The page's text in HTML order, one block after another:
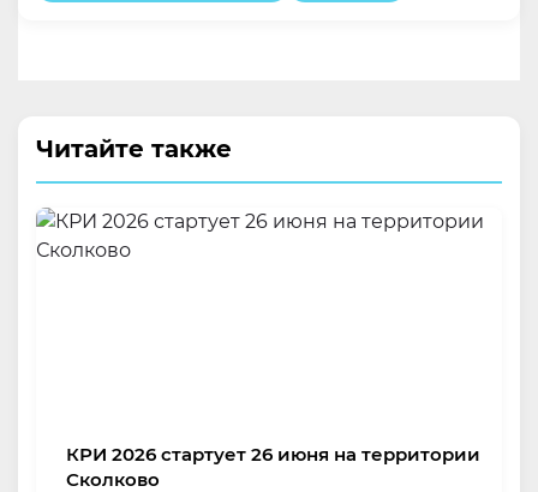
Читайте также
КРИ 2026 стартует 26 июня на территории
Сколково